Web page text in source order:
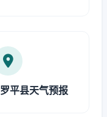
罗平县天气预报